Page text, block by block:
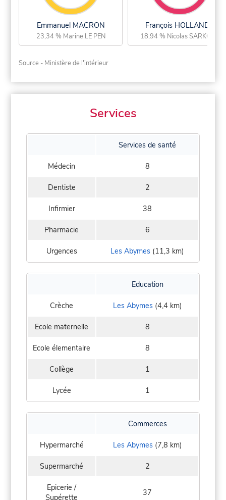
Emmanuel MACRON
23,34 % Marine LE PEN
François HOLLANDE
18,94 % Nicolas SARKOZY
Source - Ministère de l'intérieur
Services
Services de santé
Médecin 8
Dentiste 2
Infirmier 38
Pharmacie 6
Urgences Les Abymes (11,3 km)
Education
Crèche Les Abymes(4,4 km)
Ecole maternelle 8
Ecole élementaire 8
Collège 1
Lycée 1
Commerces
Hypermarché Les Abymes(7,8 km)
Supermarché 2
Epicerie /
Supérette
37